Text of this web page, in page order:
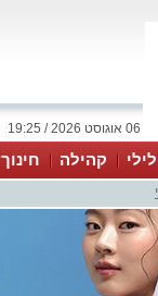
06 אוגוסט 2026 / 19:25
קהילה חינוך